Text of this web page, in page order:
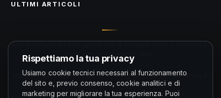
ULTIMI ARTICOLI
Come scegliere l'auto giusta per la famiglia: spazio, sicurezza,
costi e motorizzazione. Una...
Incentivi auto 2026: come funzionano di solito gli ecobonus, il
ruolo della rottamazione...
Rispettiamo la tua privacy
Usiamo cookie tecnici necessari al funzionamento
del sito e, previo consenso, cookie analitici e di
marketing per migliorare la tua esperienza. Puoi